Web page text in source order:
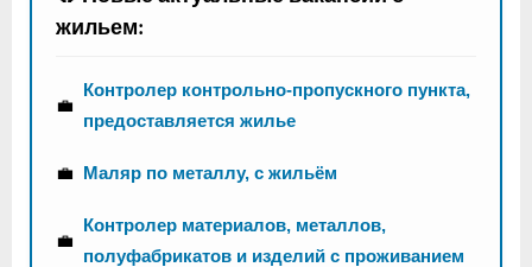
жильем:
💼
Контролер контрольно-пропускного пункта,
предоставляется жилье
💼 Маляр по металлу, с жильём
💼
Контролер материалов, металлов,
полуфабрикатов и изделий с проживанием